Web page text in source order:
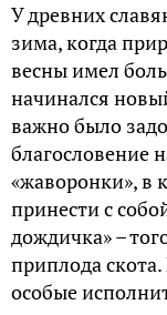
У древних
зима, когда
весны имел
начинался
важно было
благословение
«жаворонки», в
принести с
дождичка» –
приплода
особые